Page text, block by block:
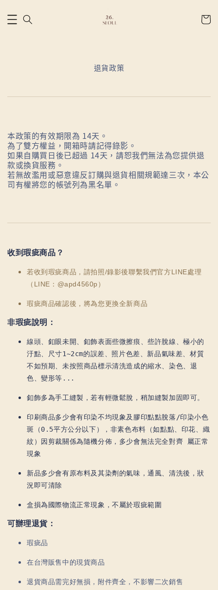
退貨政策
本政策的有效期限為 14天。
為了雙方權益，開箱時請記得錄影。
如果自購買日後已超過 14天，請恕我們無法為您提供退
款或換貨服務。
若無故濫用或惡意違反訂購與退貨相關規範達三次，本公
司有權將您的帳號列為黑名單。
收到瑕疵商品？
若收到瑕疵商品，請拍照/錄影後聯繫我們官方LINE處理
（LINE：@apd4560p）
瑕疵商品確認後，將為您更換全新商品
非瑕疵說明：
線頭、釦眼未開、釦飾表面些微擦痕、些許脫線、極小的
汙點、尺寸1~2cm的誤差、照片色差、新品氣味差、材質
不如預期、未按照商品標示清洗造成的縮水、染色、退
色、變形等...
釦飾多為手工縫製，若有輕微鬆脫，稍加縫製加固即可。
印刷商品多少會有印染不均現象及膠印點點脫落/印染小色
斑（0.5平方公分以下），非素色布料（如點點、印花、織
紋）因剪裁關係為隨機分佈，多少會無法完全對齊 屬正常
現象
新品多少會有原布料及其染劑的氣味，通風、清洗後，狀
況即可清除
盒損為國際物流正常現象，不屬於瑕疵範圍
可辦理退貨：
瑕疵品
在台灣販售中的現貨商品
退貨商品需完好無損，附件齊全，不影響二次銷售